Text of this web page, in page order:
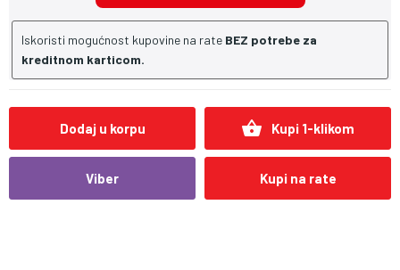
Iskoristi mogućnost kupovine na rate BEZ potrebe za
kreditnom karticom.
Dodaj u korpu shopping_basket Kupi 1-klikom
Viber Kupi na rate